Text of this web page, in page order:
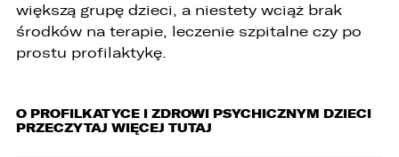
większą grupę dzieci, a niestety wciąż brak
środków na terapie, leczenie szpitalne czy po
prostu profilaktykę.
O PROFILKATYCE I ZDROWI PSYCHICZNYM DZIECI
PRZECZYTAJ WIĘCEJ TUTAJ
uchylenia dyrektywy 95/46/WE (ogólne
rozporządzenie o ochronie danych „RODO”),
informujemy o zasadach przetwarzania
Państwa danych osobowych oraz o
1. Współadministratorami danych osobowych
są: